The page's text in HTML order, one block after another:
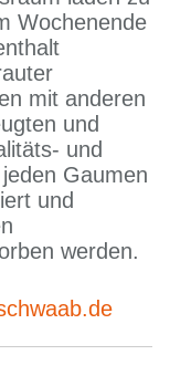
Wochenende
mit anderen
und
und
Gaumen
und
werden.